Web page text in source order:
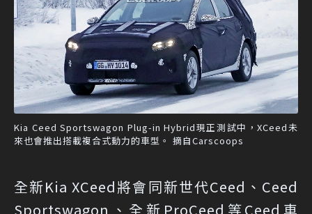
Kia Ceed Sportswagon Plug-in Hybrid現正測試中，XCeed未
來也會推出搭載複合式動力的車型。 摘自Carscoops
全新Kia XCeed將會同新世代Ceed、Ceed
Sportswagon、全新ProCeed等Ceed車